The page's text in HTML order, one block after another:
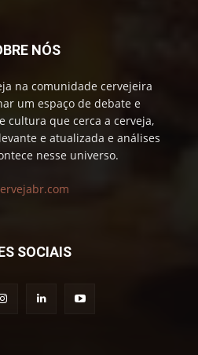
NÓS
na comunidade cervejeira
um espaço de debate e
cultura que cerca a cerveja,
e atualizada e análises
nesse universo.
SOCIAIS